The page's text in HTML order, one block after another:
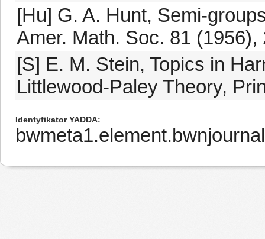
[Hu] G. A. Hunt, Semi-
Amer. Math. Soc. 81 (1956),
[S] E. M. Stein, Topics in
Littlewood-Paley Theory,
Identyfikator YADDA